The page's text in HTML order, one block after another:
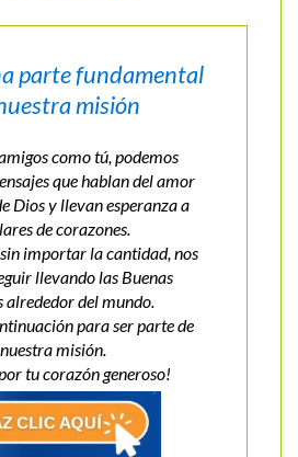
parte fundamental
misión
como tú, podemos
que hablan del amor
Dios y llevan esperanza a
de corazones.
importar la cantidad, nos
llevando las Buenas
alrededor del mundo.
para ser parte de
nuestra misión.
tu corazón generoso!